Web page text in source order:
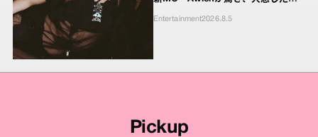
Entertainment2026.8.5
Pickup